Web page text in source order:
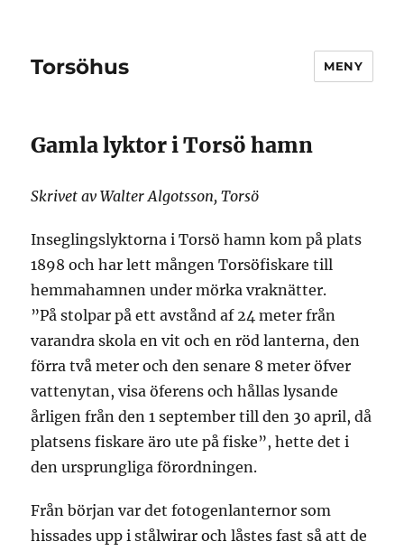
Torsöhus MENY
Gamla lyktor i Torsö hamn
Skrivet av Walter Algotsson, Torsö
Inseglingslyktorna i Torsö hamn kom på plats
1898 och har lett mången Torsöfiskare till
hemmahamnen under mörka vraknätter.
”På stolpar på ett avstånd af 24 meter från
varandra skola en vit och en röd lanterna, den
förra två meter och den senare 8 meter öfver
vattenytan, visa öferens och hållas lysande
årligen från den 1 september till den 30 april, då
platsens fiskare äro ute på fiske”, hette det i
den ursprungliga förordningen.
Från början var det fotogenlanternor som
hissades upp i stålwirar och låstes fast så att de